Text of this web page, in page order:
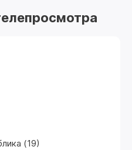
(19)